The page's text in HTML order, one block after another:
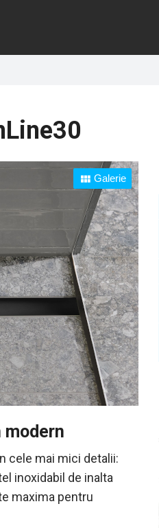
Galerie
cele mai mici detalii:
inoxidabil de inalta
maxima pentru